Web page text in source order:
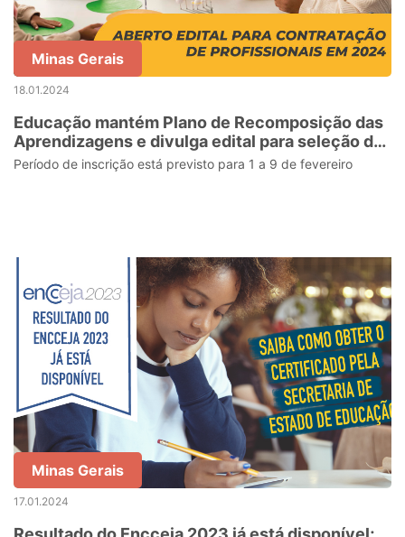
Minas Gerais
18.01.2024
Educação mantém Plano de Recomposição das
Aprendizagens e divulga edital para seleção de
profissionais interessados em atuar em 2024
Período de inscrição está previsto para 1 a 9 de fevereiro
Minas Gerais
17.01.2024